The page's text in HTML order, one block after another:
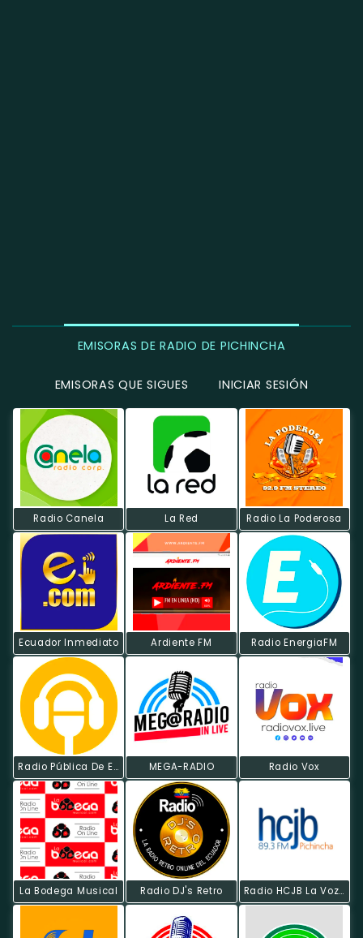
EMISORAS DE RADIO DE PICHINCHA
EMISORAS QUE SIGUES INICIAR SESIÓN
Radio Canela La Red Radio La Poderosa
Ecuador Inmediato Ardiente FM Radio EnergiaFM
Radio Pública De Ecuador MEGA-RADIO Radio Vox
La Bodega Musical Radio DJ's Retro Radio HCJB La Voz De Los Andes